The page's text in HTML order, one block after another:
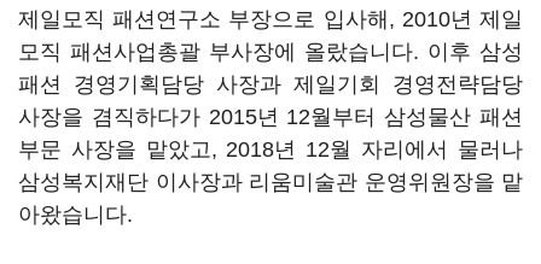
제일모직 패션연구소 부장으로 입사해, 2010년 제일
모직 패션사업총괄 부사장에 올랐습니다. 이후 삼성
패션 경영기획담당 사장과 제일기회 경영전략담당
사장을 겸직하다가 2015년 12월부터 삼성물산 패션
부문 사장을 맡았고, 2018년 12월 자리에서 물러나
삼성복지재단 이사장과 리움미술관 운영위원장을 맡
아왔습니다.